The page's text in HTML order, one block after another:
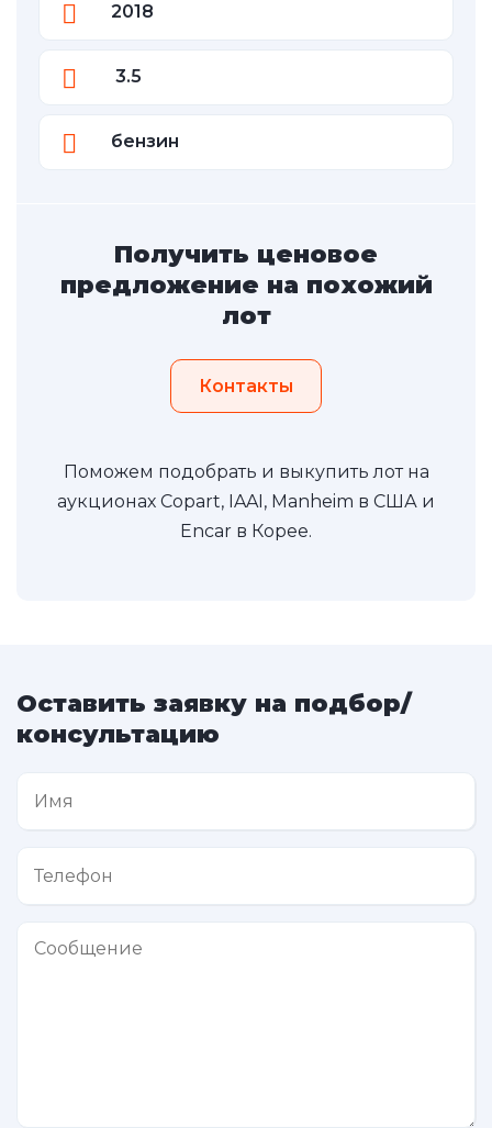
2018
3.5
бензин
Получить ценовое
предложение на похожий
лот
Контакты
Поможем подобрать и выкупить лот на
аукционах Copart, IAAI, Manheim в США и
Encar в Корее.
Оставить заявку на подбор/
консультацию